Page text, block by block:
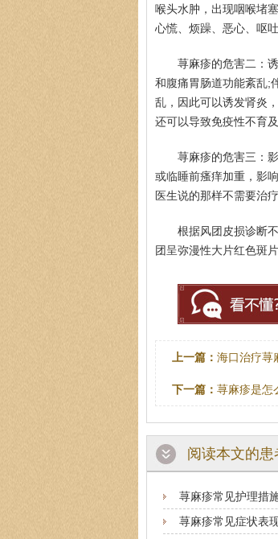
喉头水肿，出现咽喉堵
心慌、烦躁、恶心、呕
荨麻疹的危害二：
和腹痛胃肠道功能紊乱;
乱，因此可以诱发肾炎
还可以导致免疫性不育
荨麻疹的危害三：
或临睡前瘙痒加重，影
医生说的那样不需要治
根据风团皮损诊断
团呈弥漫性大片红色斑
上一篇： 海口治疗荨
下一篇： 荨麻疹是怎
阅读本文的患
荨麻疹常见护理措
荨麻疹常见症状表
医